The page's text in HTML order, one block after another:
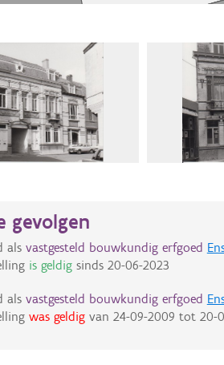
gevolgen
als vastgesteld bouwkundig erfgoed
is geldigsinds 20-06-2023
als vastgesteld bouwkundig erfgoed
was geldigvan 24-09-2009 tot 20-